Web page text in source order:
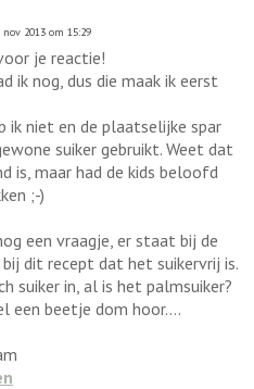
2013 om 15:29
je reactie!
ik nog, dus die maak ik eerst
ik niet en de plaatselijke spar
suiker gebruikt. Weet dat
is, maar had de kids beloofd
;-)
een vraagje, er staat bij de
dit recept dat het suikervrij is.
suiker in, al is het palmsuiker?
een beetje dom hoor....